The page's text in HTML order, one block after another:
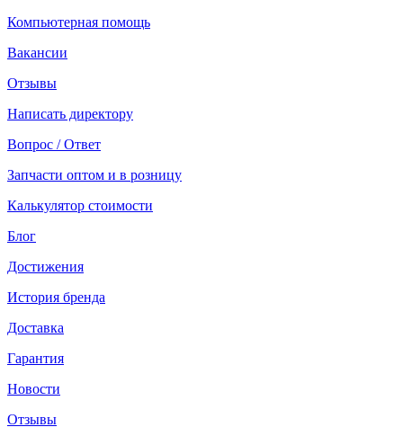
Компьютерная помощь
Вакансии
Отзывы
Написать директору
Вопрос / Ответ
Запчасти оптом и в розницу
Калькулятор стоимости
Блог
Достижения
История бренда
Доставка
Гарантия
Новости
Отзывы